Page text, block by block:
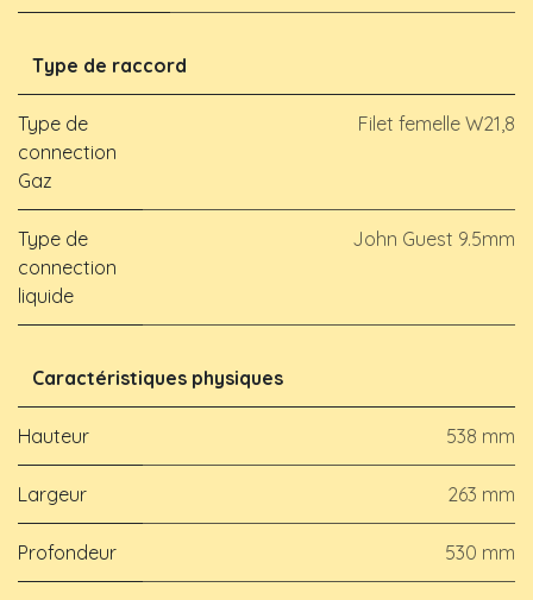
Type de raccord
Type de
connection
Gaz
Filet femelle W21,8
Type de
connection
liquide
John Guest 9.5mm
Caractéristiques physiques
Hauteur 538 mm
Largeur 263 mm
Profondeur 530 mm